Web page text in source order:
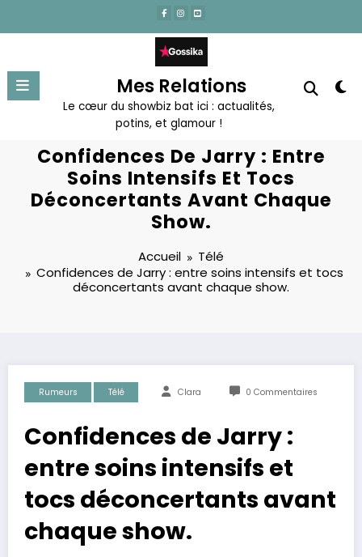
contenu
Mes Relations
Le cœur du showbiz bat ici : actualités,
potins, et glamour !
Confidences De Jarry : Entre
Soins Intensifs Et Tocs
Déconcertants Avant Chaque
Show.
Accueil
Télé
Confidences de Jarry : entre soins intensifs et tocs
déconcertants avant chaque show.
Rumeurs Télé Clara 0 Commentaires
Confidences de Jarry :
entre soins intensifs et
tocs déconcertants avant
chaque show.